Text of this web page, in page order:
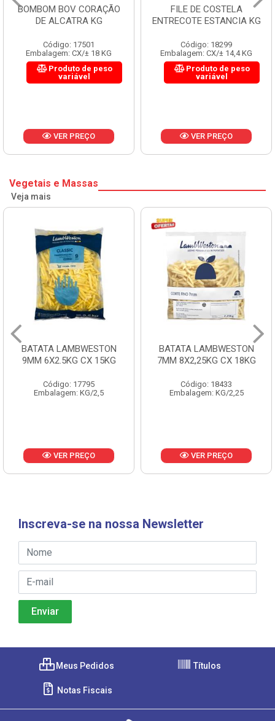
BOMBOM BOV CORAÇÃO
DE ALCATRA KG
Código: 17501
Embalagem: CX/± 18 KG
Produto de peso
variável
VER PREÇO
FILE DE COSTELA
ENTRECOTE ESTANCIA KG
Código: 18299
Embalagem: CX/± 14,4 KG
Produto de peso
variável
VER PREÇO
Vegetais e Massas
Veja mais
BATATA LAMBWESTON
9MM 6X2.5KG CX 15KG
Código: 17795
Embalagem: KG/2,5
VER PREÇO
BATATA LAMBWESTON
7MM 8X2,25KG CX 18KG
Código: 18433
Embalagem: KG/2,25
VER PREÇO
Inscreva-se na nossa Newsletter
Meus Pedidos Títulos
Notas Fiscais